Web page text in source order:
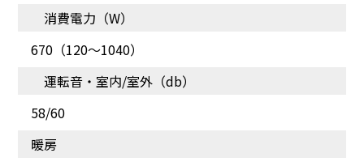
キリ冷やし、寒い季節は
足元からしっかり暖める
消費電力（W）
670（120～1040）
運転音・室内/室外（db）
58/60
暖房